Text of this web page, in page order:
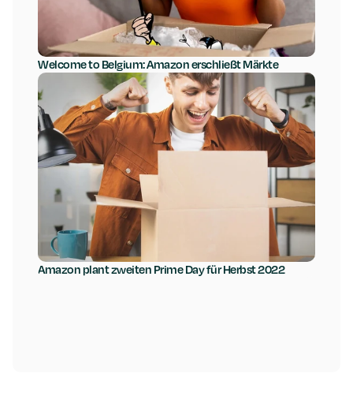
Welcome to Belgium: Amazon erschließt Märkte
Amazon plant zweiten Prime Day für Herbst 2022